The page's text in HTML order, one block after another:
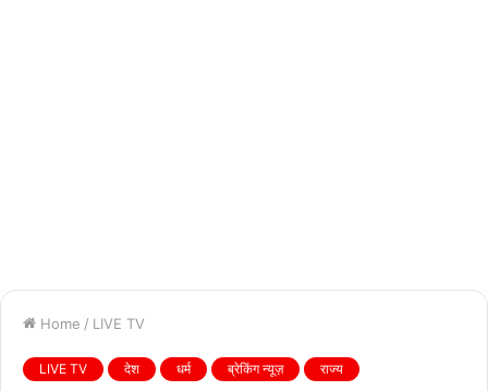
Home / LIVE TV
LIVE TV देश धर्म ब्रेकिंग न्यूज़ राज्य